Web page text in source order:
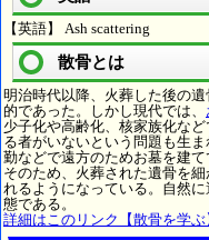
【英語】 Ash scattering
散骨とは
明治時代以降、火葬した後の
的であった。しかし現代では、
少子化や高齢化、核家族化な
る者がいないという問題も生
勤などで遠方のためお墓を建
そのため、火葬された遺骨を
れるようになっている。自然
態である。
詳細はこのリンク【散骨を学ぶ